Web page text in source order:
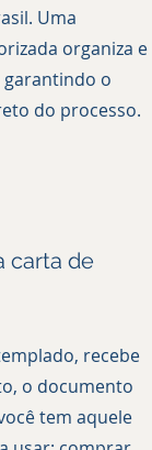
Uma
organiza e
o
do processo.
carta de
recebe
o documento
tem aquele